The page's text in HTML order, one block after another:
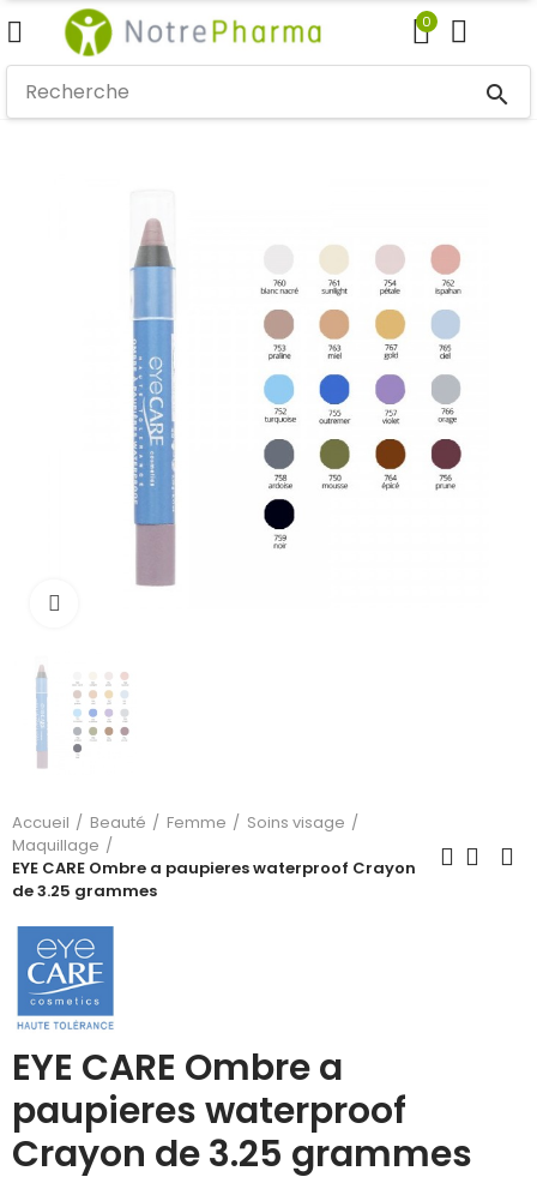
0
search
Accueil Beauté Femme
Soins visage
Maquillage
EYE CARE Ombre a paupieres waterproof Crayon
de 3.25 grammes
EYE CARE Ombre a
paupieres waterproof
Crayon de 3.25 grammes